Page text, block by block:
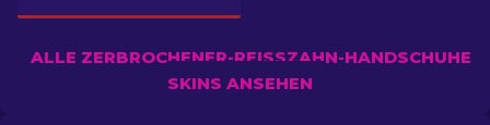
ALLE ZERBROCHENER-REISSZAHN-HANDSCHUHE S
KINS ANSEHEN